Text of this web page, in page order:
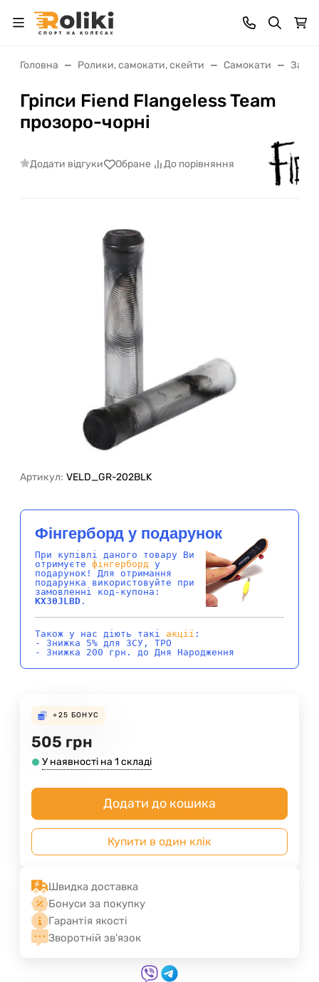
Головна Ролики, самокати, скейти Самокати
Гріпси Fiend Flangeless Team
прозоро-чорні
Додати відгуки Обране До порівняння
Артикул: VELD_GR-202BLK
Фінгерборд у подарунок
При купівлі даного товару Ви
отримуєте фінгерборд у
подарунок! Для отримання
подарунка використовуйте при
замовленні код-купона:
KX30JLBD .
Також у нас діють такі акції :
- Знижка 5% для ЗСУ, ТРО
- Знижка 200 грн. до Дня Народження
+25 БОНУС
505 грн
У наявності на 1 складі
Додати до кошика
Купити в один клік
Швидка доставка
Бонуси за покупку
Гарантія якості
Зворотній зв'язок